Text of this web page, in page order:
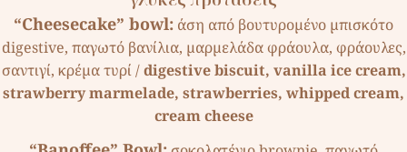
“Cheesecake” bowl: άση από βουτυροµένο µπισκότο
digestive, παγωτό βανίλια, µαρµελάδα φράουλα, φράουλες,
σαντιγί, κρέµα τυρί /digestive biscuit, vanilla ice cream,
strawberry marmelade, strawberries, whipped cream,
cream cheese